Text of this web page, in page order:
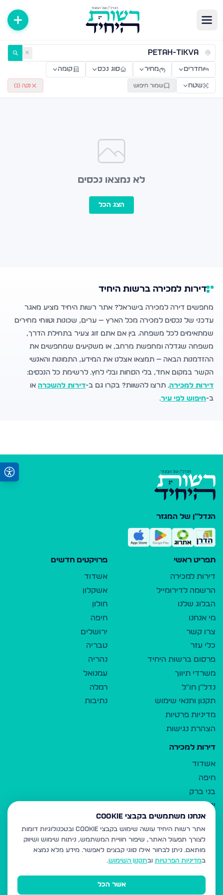
דירות למכירה ולהשכרה — רשות היחיד ✕
חדרים מחיר סוג נכס קומה
שטח שמור חיפוש נקה ( 1
)
לא נמצאו נכסים
הצג הכל
דירות למכירה ברשות היחיד
מחפשים דירה למכירה בישראל? אתר רשות היחיד מציע מאגר
עדכני של נכסים למכירה מכל הארץ — ערים, שכונות וטווחי מחירים
שמתאימים לכל משפחה. בין אם אתם זוג צעיר בתחילת הדרך,
משפחה שגדלה ומחפשת מרחב, או משקיעים שמחפשים את
ההזדמנות הבאה — תמצאו אצלנו את המידע, התמונות והאנשי
הקשר במקום אחד, בלי הסחות ובלי לחץ. לרשימת כל הנכסים:
דירות למכירה. תרצו להשוות? בקרו גם ב-דירות להשכרה או
ב-חיפוש לפי עיר.
הנדל"ן של המגזר
תפריט ראשי
דירות למכירה
הרשמה לדירומייל
הבלוג שלנו
מי אנחנו
צרו קשר
כלי עזר
פרסום ברשות היחיד
משרדי תיווך
נדל"ן חו"ל
תקנון ותנאי שימוש
מדיניות פרטיות
הצהרת נגישות
פרויקטים חדשים
אשדוד
אשקלון
חולון
חיפה
ירושלים
טבריה
נהריה
עמנואל
רמלה
נתיבות
דירות למכירה
אשדוד
חיפה
בני ברק
ירושלים
אלעד
גבעת זאב
בית שמש
רכסים
מודיעין עילית
אנחנו משתמשים בקבצי Cookie
אתר רשות היחיד עושה שימוש בקבצי Cookie ובטכנולוגיות דומות
לצורך תפעול האתר, שיפור חוויית המשתמש, ניתוח שימוש ושיווק
מותאם. ניתן לבחור אילו סוגי קבצים לאפשר. מידע מלא נמצא
במדיניות הפרטיות ובתקנון השימוש.
אשר הכל